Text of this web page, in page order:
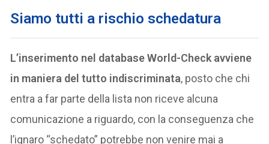
Siamo tutti a rischio schedatura
L’inserimento nel database World-Check avviene
in maniera del tutto indiscriminata, posto che chi
entra a far parte della lista non riceve alcuna
comunicazione a riguardo, con la conseguenza che
l’ignaro “schedato” potrebbe non venire mai a